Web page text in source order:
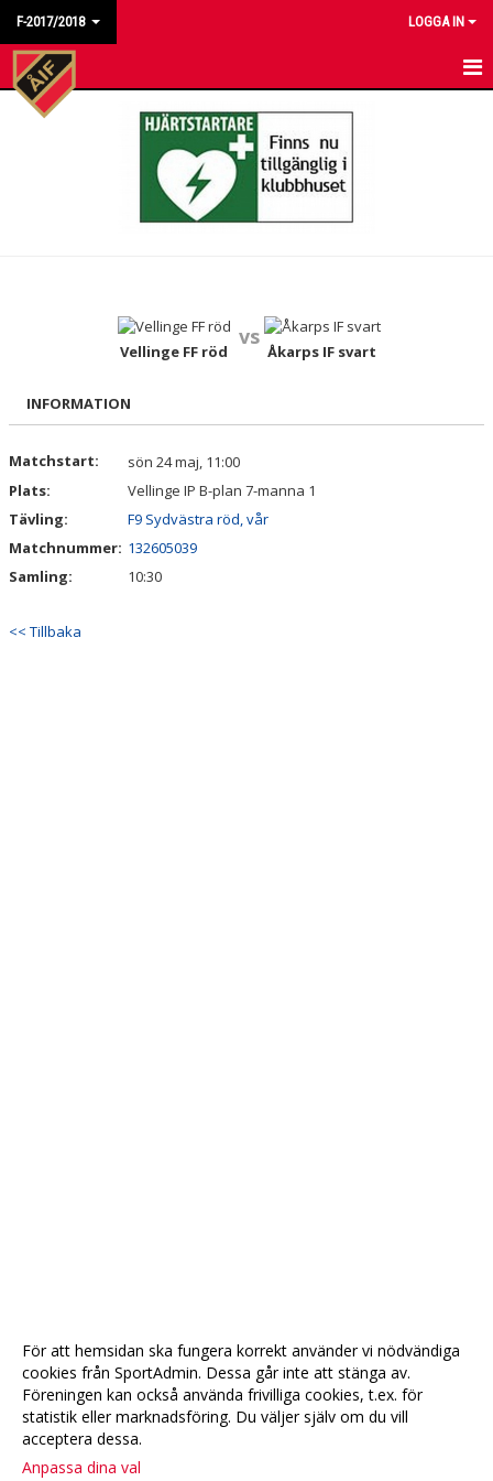
F-2017/2018 LOGGA IN
HEM
DOKUMENT
Vellinge FF röd
vs
Åkarps IF svart
INFORMATION
Matchstart:
sön 24 maj, 11:00
Plats:
Vellinge IP B-plan 7-manna 1
Tävling:
F9 Sydvästra röd, vår
Matchnummer: 132605039
Samling:
10:30
<< Tillbaka
För att hemsidan ska fungera korrekt använder vi nödvändiga
cookies från SportAdmin. Dessa går inte att stänga av.
Föreningen kan också använda frivilliga cookies, t.ex. för
statistik eller marknadsföring. Du väljer själv om du vill
acceptera dessa.
Anpassa dina val